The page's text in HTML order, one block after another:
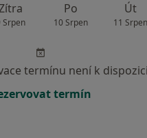
Srpen
Po
10 Srpen
Út
11 Srpen
termínu není k dispozici
termín